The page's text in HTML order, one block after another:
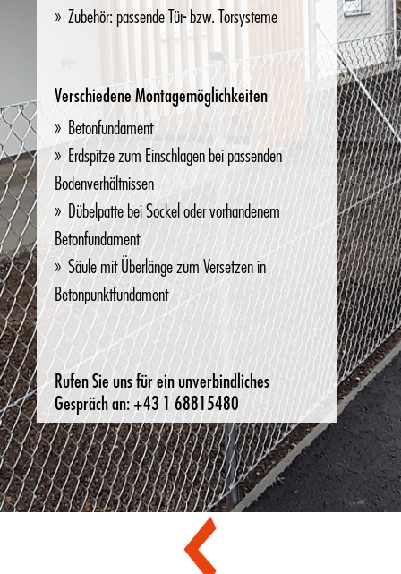
Zubehör: passende Tür- bzw. Torsysteme
Verschiedene Montagemöglichkeiten
Betonfundament
Erdspitze zum Einschlagen bei passenden
Bodenverhältnissen
Dübelpatte bei Sockel oder vorhandenem
Betonfundament
Säule mit Überlänge zum Versetzen in
Betonpunktfundament
Rufen Sie uns für ein unverbindliches
Gespräch an: +43 1 68815480